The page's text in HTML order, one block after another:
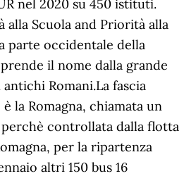
nel 2020 su 450 istituti.
alla Scuola and Priorità alla
parte occidentale della
il nome dalla grande
Romani.La fascia
la Romagna, chiamata un
perchè controllata dalla flotta
per la ripartenza
altri 150 bus 16